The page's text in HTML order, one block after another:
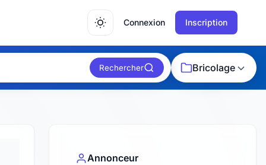
Connexion Inscription
Rechercher Bricolage
Annonceur